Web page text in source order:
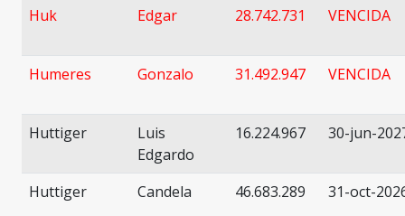
Huk Edgar 28.742.731 VENCIDA
Humeres Gonzalo 31.492.947 VENCIDA
Huttiger
Luis
Edgardo
16.224.967 30-jun-
Huttiger Candela 46.683.289 31-oct-